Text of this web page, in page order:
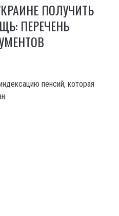
ПОЛУЧИТЬ
ПЕРЕЧЕНЬ
пенсий, которая